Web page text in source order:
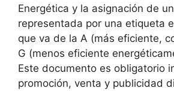
Energética y la asignación de
representada por una etiqueta
que va de la A (más eficiente,
G (menos eficiente
Este documento es obligatorio
promoción, venta y publicidad